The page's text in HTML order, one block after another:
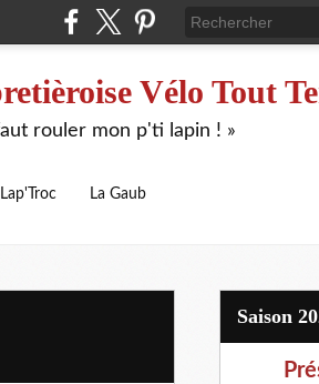
Vélo Tout
rouler mon p'ti lapin ! »
Lap'Troc La Gaub
Saison